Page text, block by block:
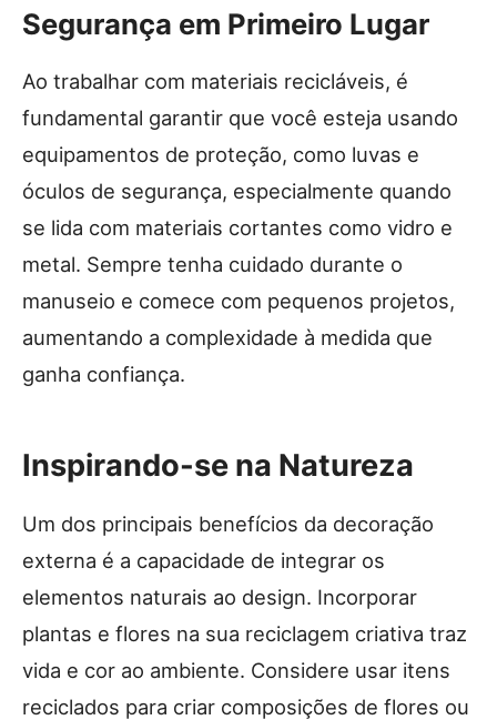
Segurança em Primeiro Lugar
Ao trabalhar com materiais recicláveis, é
fundamental garantir que você esteja usando
equipamentos de proteção, como luvas e
óculos de segurança, especialmente quando
se lida com materiais cortantes como vidro e
metal. Sempre tenha cuidado durante o
manuseio e comece com pequenos projetos,
aumentando a complexidade à medida que
ganha confiança.
Inspirando-se na Natureza
Um dos principais benefícios da decoração
externa é a capacidade de integrar os
elementos naturais ao design. Incorporar
plantas e flores na sua reciclagem criativa traz
vida e cor ao ambiente. Considere usar itens
reciclados para criar composições de flores ou